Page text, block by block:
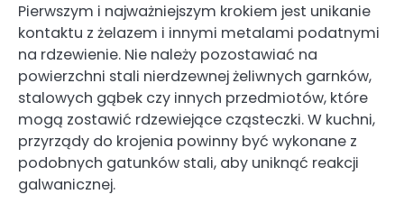
Pierwszym i najważniejszym krokiem jest unikanie
kontaktu z żelazem i innymi metalami podatnymi
na rdzewienie. Nie należy pozostawiać na
powierzchni stali nierdzewnej żeliwnych garnków,
stalowych gąbek czy innych przedmiotów, które
mogą zostawić rdzewiejące cząsteczki. W kuchni,
przyrządy do krojenia powinny być wykonane z
podobnych gatunków stali, aby uniknąć reakcji
galwanicznej.